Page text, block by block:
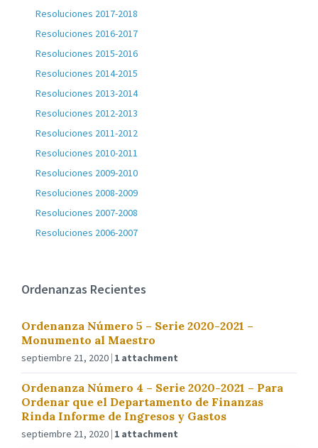
Resoluciones 2017-2018
Resoluciones 2016-2017
Resoluciones 2015-2016
Resoluciones 2014-2015
Resoluciones 2013-2014
Resoluciones 2012-2013
Resoluciones 2011-2012
Resoluciones 2010-2011
Resoluciones 2009-2010
Resoluciones 2008-2009
Resoluciones 2007-2008
Resoluciones 2006-2007
Ordenanzas Recientes
Ordenanza Número 5 – Serie 2020-2021 –
Monumento al Maestro
septiembre 21, 2020 1 attachment
Ordenanza Número 4 – Serie 2020-2021 – Para
Ordenar que el Departamento de Finanzas
Rinda Informe de Ingresos y Gastos
septiembre 21, 2020 1 attachment